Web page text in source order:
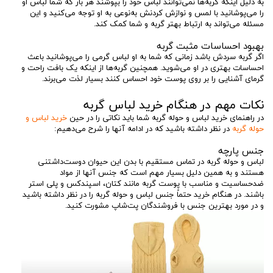
را می‌پوشانید با لمس و نوازش کردنش به‌نوعی به او توجه می‌کنید و این
مسئله می‌تواند به ارتباط بهتر گربه و شما کمک کند.
بهبود احساسات مثبت گربه
اگر گربه سردش باشد زمانی که شما به او لباس گرمی را می‌پوشانید باعث
احساسات بهتری در او می‌شوید. همچنین گربه‌ها از اینکه یک بافت راحت و
گرمای آشنایی را بر روی پوست خود احساس کنند بسیار لذت می‌برند.
نکات مهم در هنگام خرید لباس گربه
در راهنمای خرید لباس و حوله گربه شما باید نکاتی را در حین خرید لباس و
حوله گربه در نظر داشته باشید که در ادامه آنها را شرح می‌دهیم:
جنس پارچه
لباس و حوله گربه در تماس مستقیم با بدن این حیوان دوست‌داشتنی
هستند و به همین دلیل بسیار مهم است که جنس آنها از مواد
ضدحساسیت و مناسب با پوست گربه مانند کتان، اسپندکس و پلی استر
باشند. در هنگام خرید حتماً جنس لباس و حوله گربه را در نظر داشته باشید
و در مورد بهترین جنس با فروشندگان پت‌شاپ مشورت کنید.